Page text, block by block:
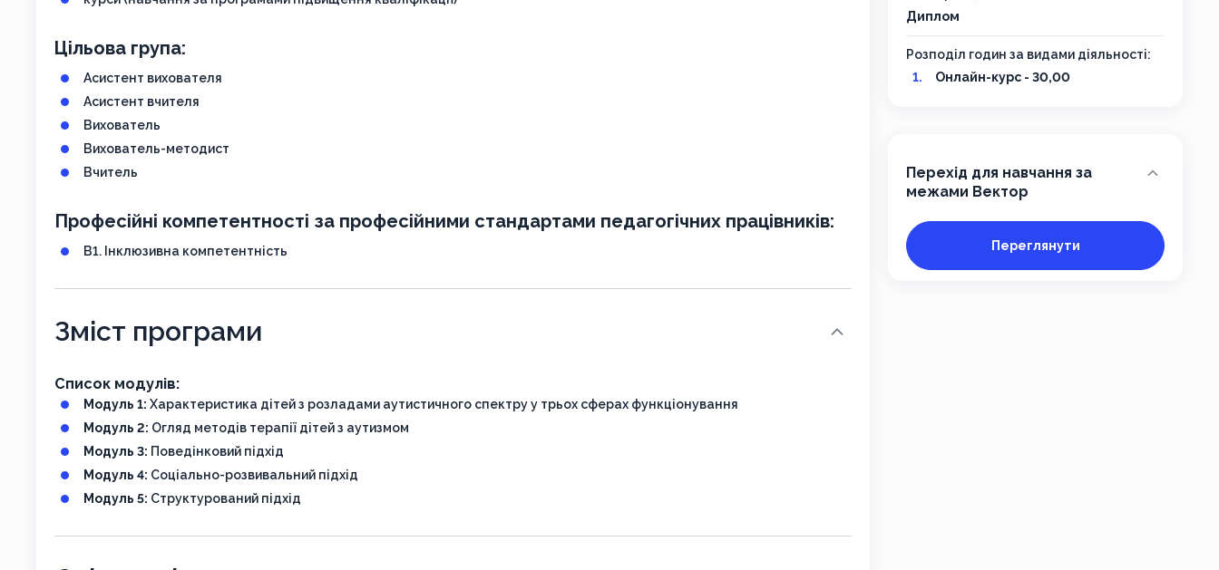
Цільова група:
Асистент вихователя
Асистент вчителя
Вихователь
Вихователь-методист
Вчитель
Професійні компетентності за професійними стандартами педагогічних працівників:
В1. Інклюзивна компетентність
Зміст програми
Список модулів:
Модуль 1: Характеристика дітей з розладами аутистичного спектру у трьох сферах функціонування
Модуль 2: Огляд методів терапії дітей з аутизмом
Модуль 3: Поведінковий підхід
Модуль 4: Соціально-розвивальний підхід
Модуль 5: Структурований підхід
Диплом
Розподіл годин за видами діяльності:
Онлайн-курс - 30,00
Перехід для навчання за
межами Вектор
Переглянути